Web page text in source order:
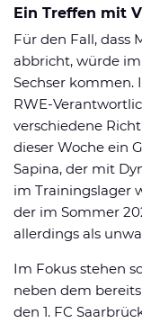
Ein Treffen mit
Für den Fall, dass
abbricht, würde
Sechser kommen.
RWE-
verschiedene
dieser Woche ein
Sapina, der mit
im Trainingslager
der im Sommer
allerdings als
Im Fokus stehen
neben dem
den 1. FC